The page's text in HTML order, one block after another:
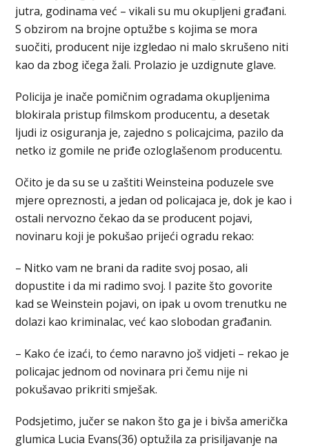
jutra, godinama već – vikali su mu okupljeni građani.
S obzirom na brojne optužbe s kojima se mora
suočiti, producent nije izgledao ni malo skrušeno niti
kao da zbog ičega žali. Prolazio je uzdignute glave.
Policija je inače pomičnim ogradama okupljenima
blokirala pristup filmskom producentu, a desetak
ljudi iz osiguranja je, zajedno s policajcima, pazilo da
netko iz gomile ne priđe ozloglašenom producentu.
Očito je da su se u zaštiti Weinsteina poduzele sve
mjere opreznosti, a jedan od policajaca je, dok je kao i
ostali nervozno čekao da se producent pojavi,
novinaru koji je pokušao prijeći ogradu rekao:
– Nitko vam ne brani da radite svoj posao, ali
dopustite i da mi radimo svoj. I pazite što govorite
kad se Weinstein pojavi, on ipak u ovom trenutku ne
dolazi kao kriminalac, već kao slobodan građanin.
– Kako će izaći, to ćemo naravno još vidjeti – rekao je
policajac jednom od novinara pri čemu nije ni
pokušavao prikriti smješak.
Podsjetimo, jučer se nakon što ga je i bivša američka
glumica Lucia Evans(36) optužila za prisiljavanje na